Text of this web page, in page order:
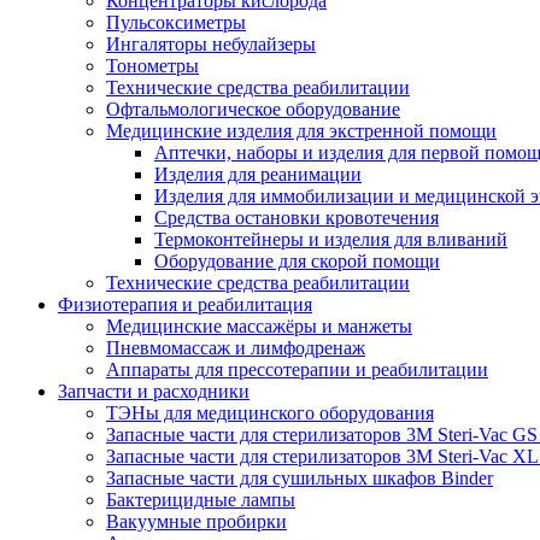
Пульсоксиметры
Ингаляторы небулайзеры
Тонометры
Технические средства реабилитации
Офтальмологическое оборудование
Медицинские изделия для экстренной помощи
Аптечки, наборы и изделия для первой
Изделия для реанимации
Изделия для иммобилизации и медицинской
Средства остановки кровотечения
Термоконтейнеры и изделия для вливаний
Оборудование для скорой помощи
Технические средства реабилитации
Физиотерапия и реабилитация
Медицинские массажёры и манжеты
Пневмомассаж и лимфодренаж
Аппараты для прессотерапии и реабилитации
Запчасти и расходники
ТЭНы для медицинского оборудования
Запасные части для стерилизаторов 3M Steri-Vac GS
Запасные части для стерилизаторов 3М Steri-Vac XL
Запасные части для сушильных шкафов Binder
Бактерицидные лампы
Вакуумные пробирки